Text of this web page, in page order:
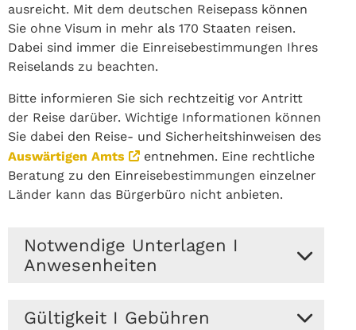
ausreicht. Mit dem deutschen Reisepass können
Sie ohne Visum in mehr als 170 Staaten reisen.
Dabei sind immer die Einreisebestimmungen Ihres
Reiselands zu beachten.
Bitte informieren Sie sich rechtzeitig vor Antritt
der Reise darüber. Wichtige Informationen können
Sie dabei den Reise- und Sicherheitshinweisen des
Auswärtigen Amts
entnehmen. Eine rechtliche
Beratung zu den Einreisebestimmungen einzelner
Länder kann das Bürgerbüro nicht anbieten.
Notwendige Unterlagen I
Anwesenheiten
Zur Beantragung eines Reisepasses ist es
zwingend nötig, dass Sie persönlich im
Gültigkeit I Gebühren